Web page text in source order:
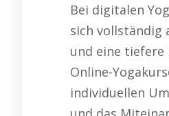
Bei digitalen
sich vollständig
und eine tiefere
Online-
individuellen